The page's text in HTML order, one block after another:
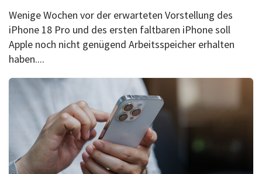
Wenige Wochen vor der erwarteten Vorstellung des
iPhone 18 Pro und des ersten faltbaren iPhone soll
Apple noch nicht genügend Arbeitsspeicher erhalten
haben....